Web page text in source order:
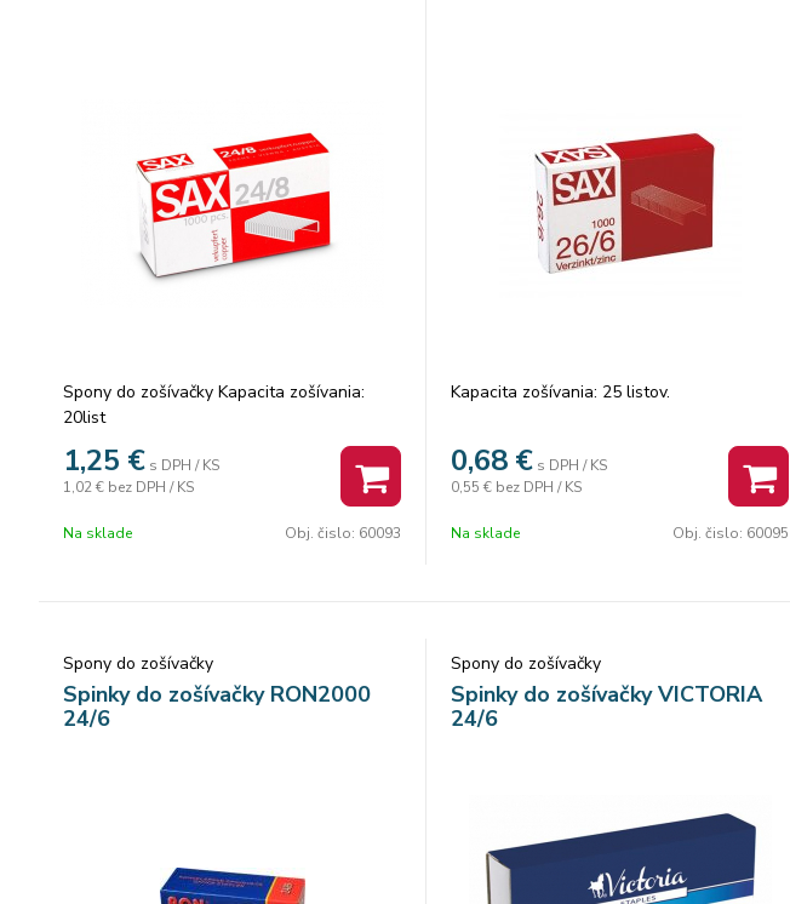
Spony do zošívačky Kapacita zošívania:
20list
1,25 € s DPH / KS
1,02 € bez DPH / KS
Na sklade Obj. čislo: 60093
Kapacita zošívania: 25 listov.
0,68 € s DPH / KS
0,55 € bez DPH / KS
Na sklade Obj. čislo: 60095
Spony do zošívačky
Spinky do zošívačky RON2000
24/6
Spony do zošívačky
Spinky do zošívačky VICTORIA
24/6